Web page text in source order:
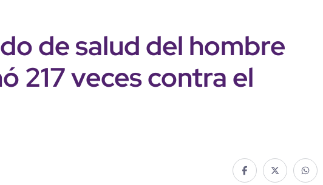
de salud del hombre
217 veces contra el